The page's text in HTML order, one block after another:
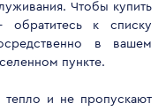
Чтобы купить
к списку
в вашем
пункте.
и не пропускают